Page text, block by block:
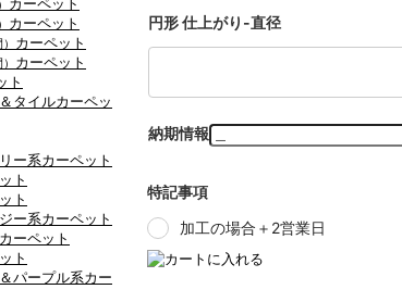
カーペット
カーペット
カーペット
ト
タイルカーペッ
ー系カーペット
ト
ト
ー系カーペット
ーペット
ト
パープル系カー
円形 仕上がり-直径
納期情報
特記事項
加工の場合＋2営業日